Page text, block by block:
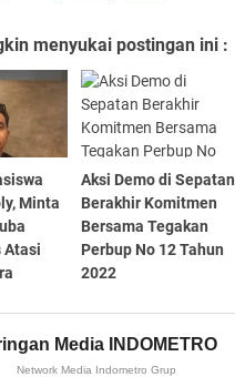
menyukai postingan ini :
Minta
Atasi
Aksi Demo di Sepatan
Berakhir Komitmen
Bersama Tegakan
Perbup No 12 Tahun
2022
Media INDOMETRO
Network Media Indometro Grup